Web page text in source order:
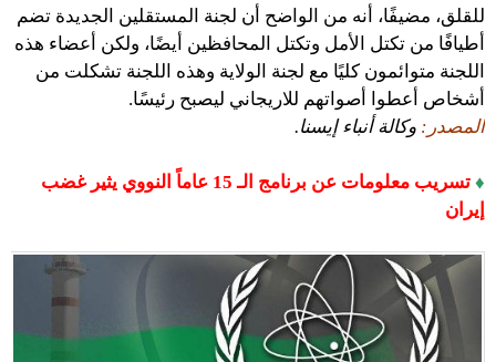
للقلق، مضيفًا، أنه من الواضح أن لجنة المستقلين الجديدة تضم
أطيافًا من تكتل الأمل وتكتل المحافظين أيضًا، ولكن أعضاء هذه
اللجنة متوائمون كليًا مع لجنة الولاية وهذه اللجنة تشكلت من
أشخاص أعطوا أصواتهم للاريجاني ليصبح رئيسًا.
المصدر: وكالة أنباء إيسنا.
♦
تسريب معلومات عن برنامج الـ 15 عاماً النووي يثير غضب
إيران